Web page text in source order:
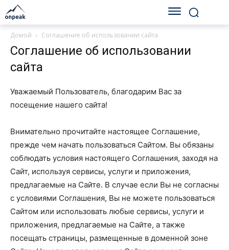
Домой Соглашение об использовании сайта
Соглашение об использовании
сайта
Уважаемый Пользователь, благодарим Вас за
посещение нашего сайта!
Внимательно прочитайте настоящее Соглашение,
прежде чем начать пользоваться Сайтом. Вы обязаны
соблюдать условия настоящего Соглашения, заходя на
Сайт, используя сервисы, услуги и приложения,
предлагаемые на Сайте. В случае если Вы не согласны
с условиями Соглашения, Вы не можете пользоваться
Сайтом или использовать любые сервисы, услуги и
приложения, предлагаемые на Сайте, а также
посещать страницы, размещенные в доменной зоне